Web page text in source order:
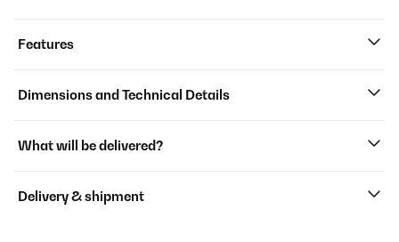
Features
Dimensions and Technical Details
What will be delivered?
Delivery & shipment